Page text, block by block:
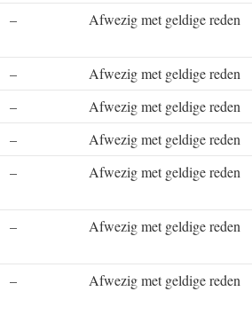
– Afwezig met geldige reden
–
Afwezig met geldige reden
–
Afwezig met geldige reden
–
Afwezig met geldige reden
– Afwezig met geldige reden
– Afwezig met geldige reden
– Afwezig met geldige reden